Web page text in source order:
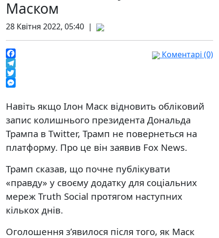
Маском
28 Квітня 2022, 05:40 |
Facebook
Telegram
Twitter
Коментарі (0)
Навіть якщо Ілон Маск відновить обліковий
запис колишнього президента Дональда
Трампа в Twitter, Трамп не повернеться на
платформу. Про це він заявив Fox News.
Трамп сказав, що почне публікувати
«правду» у своєму додатку для соціальних
мереж Truth Social протягом наступних
кількох днів.
Оголошення з’явилося після того, як Маск